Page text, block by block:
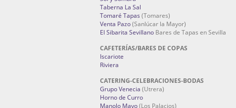
Taberna La Sal
Tomaré Tapas (Tomares)
Venta Pazo(Sanlúcar la Mayor)
El Sibarita Sevillano Bares de Tapas en Sevilla
CAFETERÍAS/BARES DE COPAS
Iscariote
Riviera
CATERING-CELEBRACIONES-BODAS
Grupo Venecia (Utrera)
Horno de Curro
Manolo Mayo(Los Palacios)